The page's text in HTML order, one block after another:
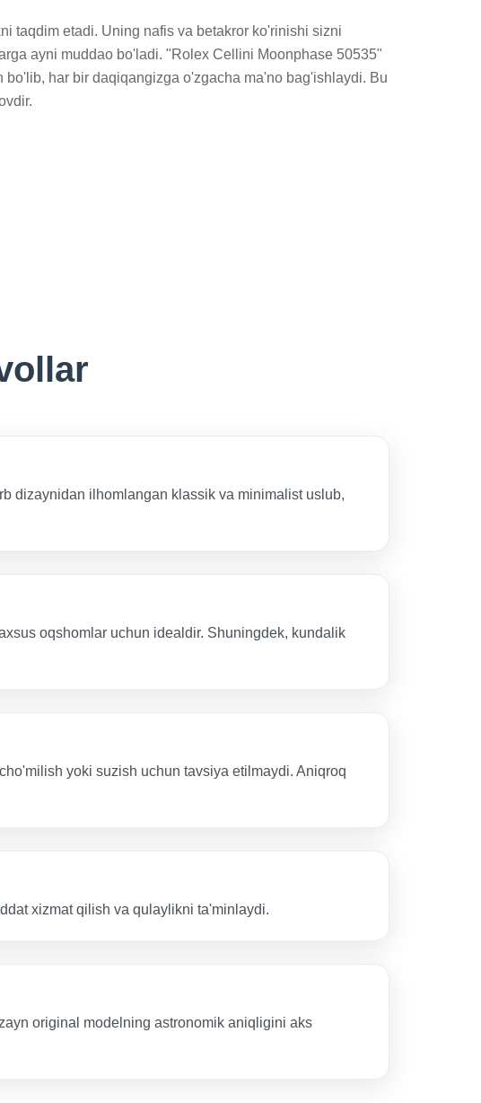
taqdim etadi. Uning nafis va betakror ko'rinishi sizni
ayni muddao bo'ladi. "Rolex Cellini Moonphase 50535"
har bir daqiqangizga o'zgacha ma'no bag'ishlaydi. Bu
dizaynidan ilhomlangan klassik va minimalist uslub,
oqshomlar uchun idealdir. Shuningdek, kundalik
yoki suzish uchun tavsiya etilmaydi. Aniqroq
xizmat qilish va qulaylikni ta'minlaydi.
original modelning astronomik aniqligini aks